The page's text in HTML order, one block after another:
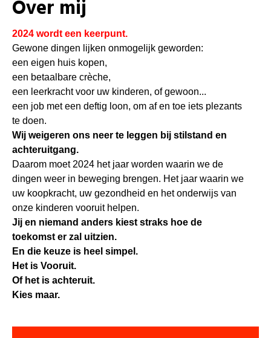
Over mij
2024 wordt een keerpunt.
Gewone dingen lijken onmogelijk geworden:
een eigen huis kopen,
een betaalbare crèche,
een leerkracht voor uw kinderen, of gewoon...
een job met een deftig loon, om af en toe iets plezants
te doen.
Wij weigeren ons neer te leggen bij stilstand en
achteruitgang.
Daarom moet 2024 het jaar worden waarin we de
dingen weer in beweging brengen. Het jaar waarin we
uw koopkracht, uw gezondheid en het onderwijs van
onze kinderen vooruit helpen.
Jij en niemand anders kiest straks hoe de
toekomst er zal uitzien.
En die keuze is heel simpel.
Het is Vooruit.
Of het is achteruit.
Kies maar.